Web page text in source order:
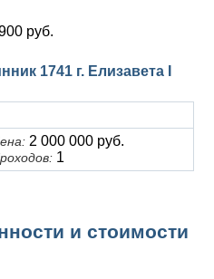
руб.
1741 г. Елизавета I
2 000 000 руб.
1
и стоимости